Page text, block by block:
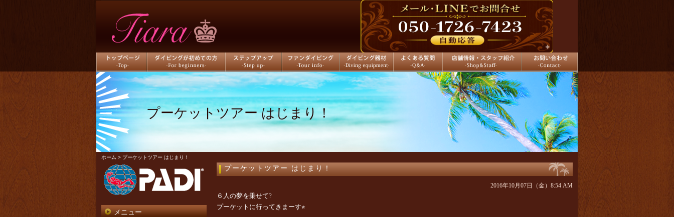
トップページ ダイビングが初めての方 ステップアップ ファンダイビング ダイビング器材 よくある質問 店舗情報 お問い合わせ
プーケットツアー はじまり！
ホーム > プーケットツアー はじまり！
プーケットツアー はじまり！
2016年10月07日（金）8:54 AM
６人の夢を乗せて?
プーケットに行ってきまーす⭐︎
メニュー